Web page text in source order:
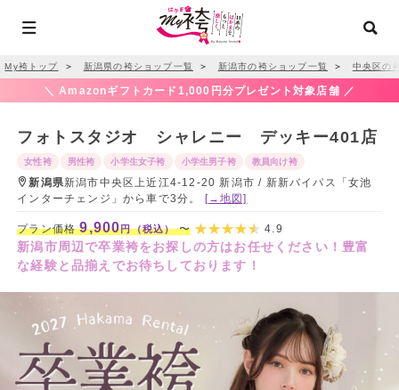
My袴トップ ＞ 新潟県の袴ショップ一覧 ＞ 新潟市の袴ショップ一覧 ＞ 中央区の
＼ Amazonギフトカード1,000円分プレゼント対象店舗 ／
フォトスタジオ シャレニー デッキー401店
女性袴 男性袴 小学生女子袴 小学生男子袴 教員向け袴
新潟県新潟市中央区上近江4-12-20 新潟市 / 新新バイパス「女池
インターチェンジ」から車で3分。 [→地図]
プラン価格9,900円（税込）〜 4.9
新潟市周辺で卒業袴をお探しの方はお任せください！豊富
な経験と品揃えでお待ちしております！